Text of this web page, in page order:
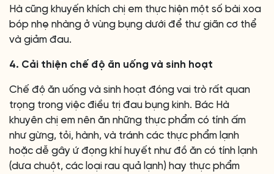
Hà cũng khuyến khích chị em thực hiện một số bài xoa
bóp nhẹ nhàng ở vùng bụng dưới để thư giãn cơ thể
và giảm đau.
4. Cải thiện chế độ ăn uống và sinh hoạt
Chế độ ăn uống và sinh hoạt đóng vai trò rất quan
trọng trong việc điều trị đau bụng kinh. Bác Hà
khuyên chị em nên ăn những thực phẩm có tính ấm
như gừng, tỏi, hành, và tránh các thực phẩm lạnh
hoặc dễ gây ứ đọng khí huyết như đồ ăn có tính lạnh
(dưa chuột, các loại rau quả lạnh) hay thực phẩm